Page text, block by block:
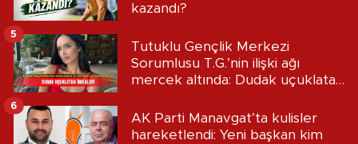
kazandı?
Tutuklu Gençlik Merkezi
Sorumlusu T.G.’nin ilişki ağı
mercek altında: Dudak uçuklatan
5
AK Parti Manavgat’ta kulisler
hareketlendi: Yeni başkan kim
6